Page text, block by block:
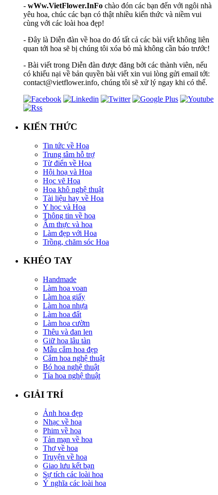
- wWw.VietFlower.InFo chào đón các bạn đến với ngôi nhà
yêu hoa, chúc các bạn có thật nhiều kiến thức và niềm vui
cùng với các loài hoa đẹp!
- Đây là Diễn đàn về hoa do đó tất cả các bài viết không liên
quan tới hoa sẽ bị chúng tôi xóa bỏ mà không cần báo trước!
- Bài viết trong Diễn đàn được đăng bởi các thành viên, nếu
có khiếu nại về bản quyền bài viết xin vui lòng gửi email tới:
contact@vietflower.info, chúng tôi sẽ xử lý ngay khi có thể.
KIẾN THỨC
Tin tức về Hoa
Trung tâm hỗ trợ
Từ điển về Hoa
Hội hoạ và Hoa
Học vẽ Hoa
Hoa khô nghệ thuật
Tài liệu hay về Hoa
Y học và Hoa
Thông tin về hoa
Ẩm thực và hoa
Làm đẹp với Hoa
Trồng, chăm sóc Hoa
KHÉO TAY
Handmade
Làm hoa voan
Làm hoa giấy
Làm hoa nhựa
Làm hoa đất
Làm hoa cườm
Thêu và đan len
Giữ hoa lâu tàn
Mẫu cắm hoa đẹp
Cắm hoa nghệ thuật
Bó hoa nghệ thuật
Tỉa hoa nghệ thuật
GIẢI TRÍ
Ảnh hoa đẹp
Nhạc về hoa
Phim về hoa
Tản mạn về hoa
Thơ về hoa
Truyện về hoa
Giao lưu kết bạn
Sự tích các loài hoa
Ý nghĩa các loài hoa